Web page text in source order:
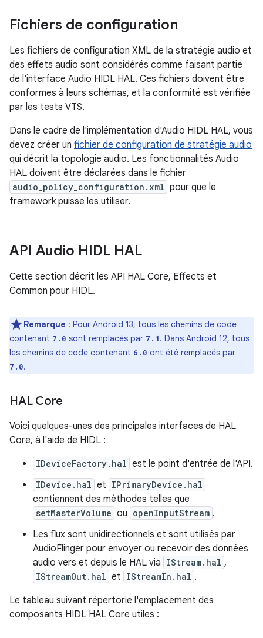
Fichiers de configuration
Les fichiers de configuration XML de la stratégie audio et
des effets audio sont considérés comme faisant partie
de l'interface Audio HIDL HAL. Ces fichiers doivent être
conformes à leurs schémas, et la conformité est vérifiée
par les tests VTS.
Dans le cadre de l'implémentation d'Audio HIDL HAL, vous
devez créer un fichier de configuration de stratégie audio
qui décrit la topologie audio. Les fonctionnalités Audio
HAL doivent être déclarées dans le fichier
audio_policy_configuration.xml pour que le
framework puisse les utiliser.
API Audio HIDL HAL
Cette section décrit les API HAL Core, Effects et
Common pour HIDL.
Remarque : Pour Android 13, tous les chemins de code
contenant 7.0 sont remplacés par 7.1. Dans Android 12, tous
les chemins de code contenant 6.0 ont été remplacés par
7.0.
HAL Core
Voici quelques-unes des principales interfaces de HAL
Core, à l'aide de HIDL :
IDeviceFactory.hal est le point d'entrée de l'API.
IDevice.hal et IPrimaryDevice.hal
contiennent des méthodes telles que
setMasterVolume ou openInputStream .
Les flux sont unidirectionnels et sont utilisés par
AudioFlinger pour envoyer ou recevoir des données
audio vers et depuis le HAL via IStream.hal ,
IStreamOut.hal et IStreamIn.hal .
Le tableau suivant répertorie l'emplacement des
composants HIDL HAL Core utiles :